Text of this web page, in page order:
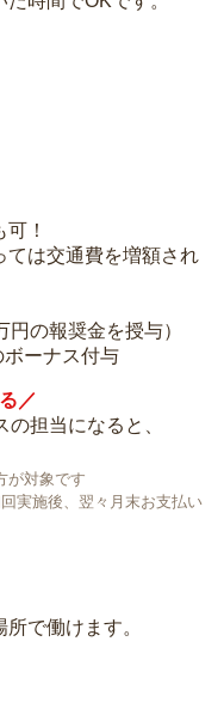
！
は交通費を増額され
円の報奨金を授与）
ボーナス付与
／
担当になると、
が対象です
実施後、翌々月末お支払い
で働けます。